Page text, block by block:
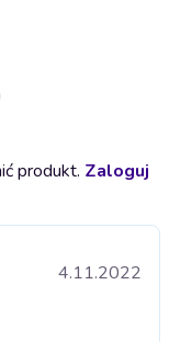
produkt. Zaloguj
4.11.2022